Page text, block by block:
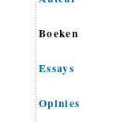
Boeken
Essays
Opinies